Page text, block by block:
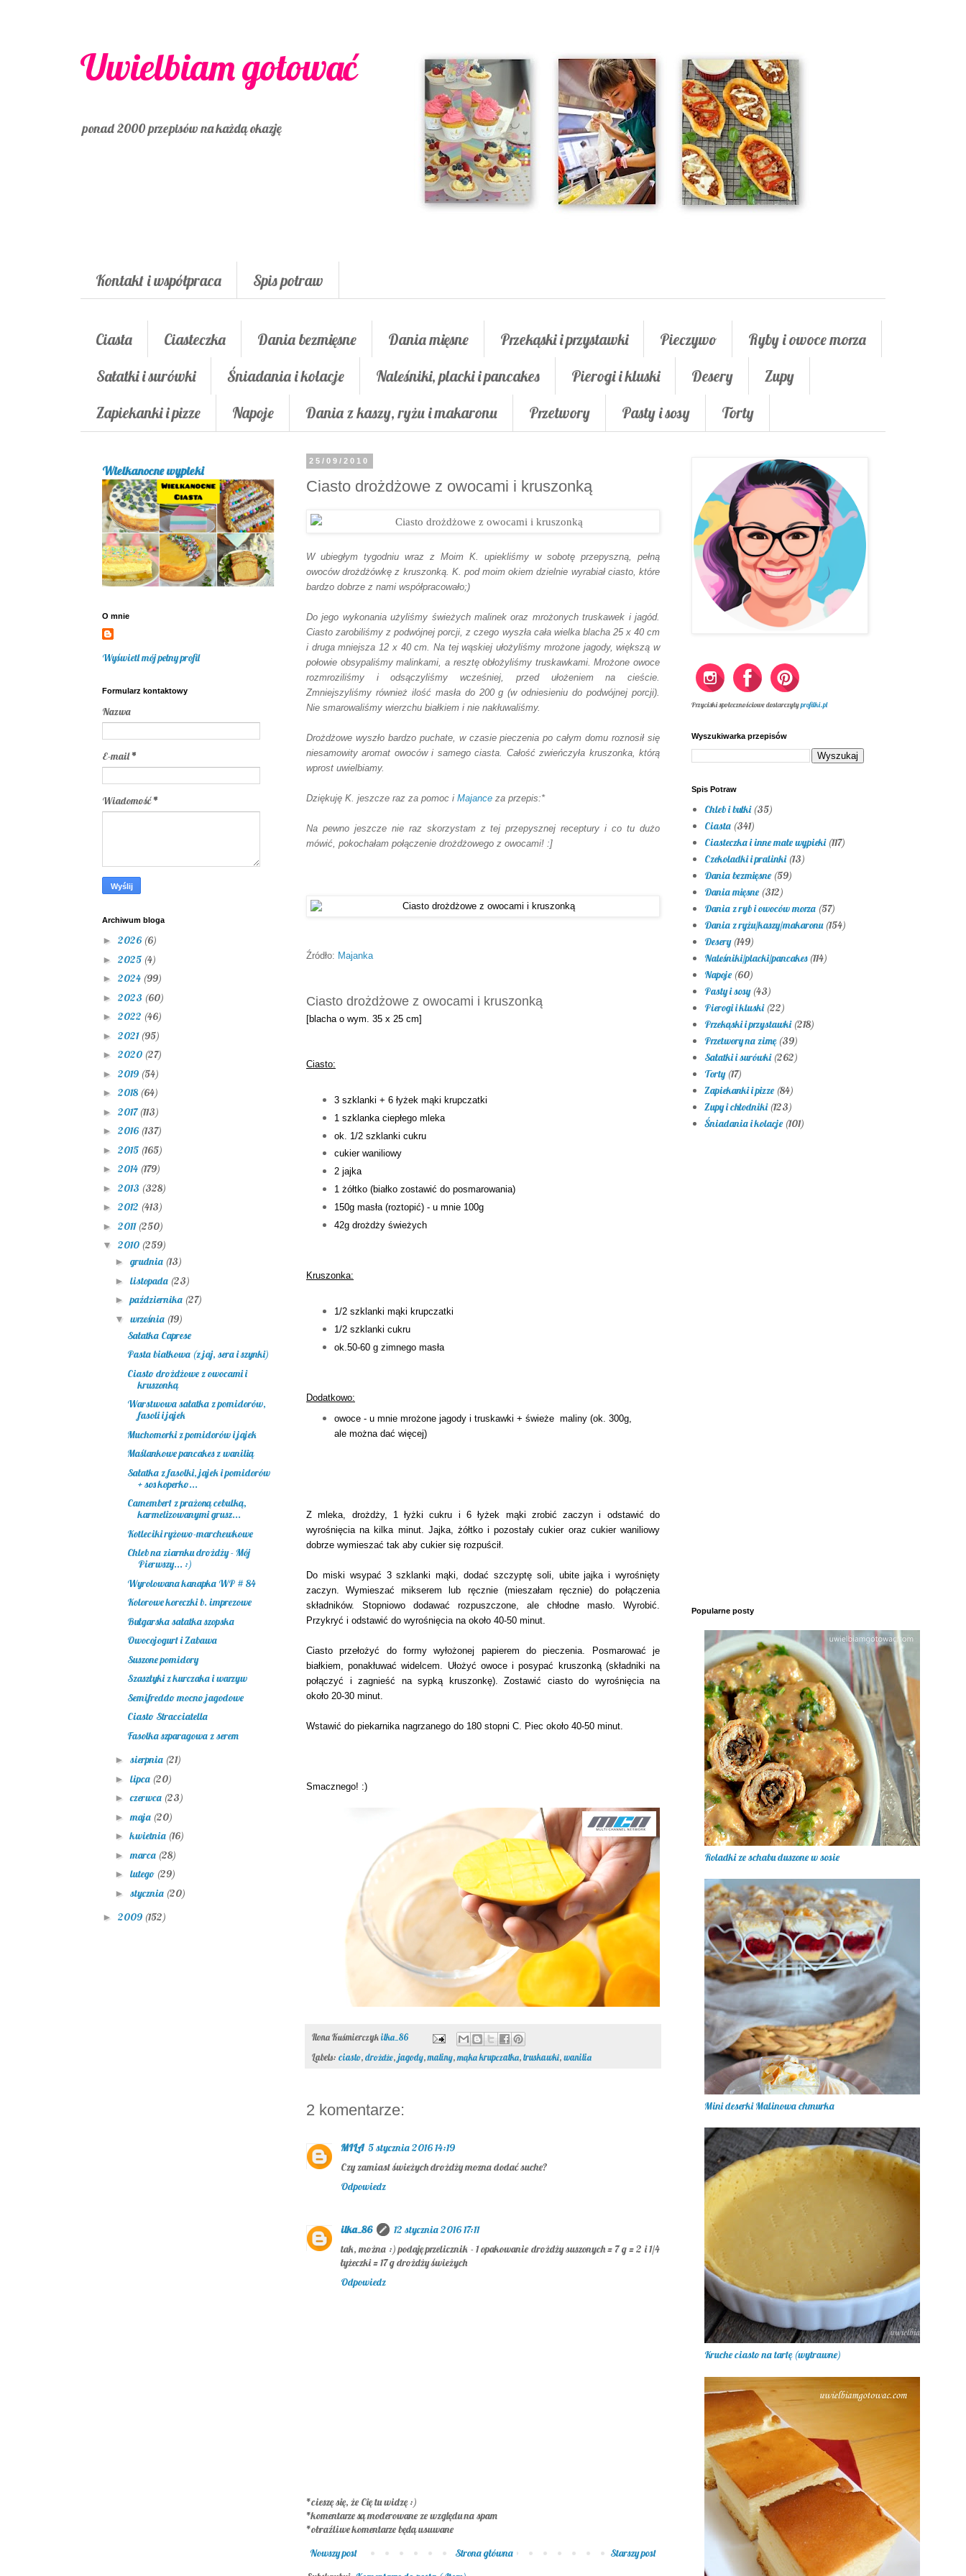
Uwielbiam gotować
ponad 2000 przepisów na każdą okazję
Kontakt i współpraca Spis potraw
Ciasta Ciasteczka Dania bezmięsne Dania mięsne Przekąski i przystawki Pieczywo
Ryby i owoce morza
Sałatki i surówki
Śniadania i kolacje Naleśniki, placki i pancakes Pierogi i kluski Desery
Zupy
Zapiekanki i pizze
Napoje Dania z kaszy, ryżu i makaronu Przetwory Pasty i sosy Torty
25/09/2010
Ciasto drożdżowe z owocami i kruszonką
W ubiegłym tygodniu wraz z Moim K. upiekliśmy w sobotę przepyszną, pełną
owoców drożdżówkę z kruszonką. K. pod moim okiem dzielnie wyrabiał ciasto, które
bardzo dobrze z nami współpracowało;)
Do jego wykonania użyliśmy świeżych malinek oraz mrożonych truskawek i jagód.
Ciasto zarobiliśmy z podwójnej porcji, z czego wyszła cała wielka blacha 25 x 40 cm
i druga mniejsza 12 x 40 cm. Na tej wąskiej ułożyliśmy mrożone jagody, większą w
połowie obsypaliśmy malinkami, a resztę obłożyliśmy truskawkami. Mrożone owoce
rozmroziliśmy i odsączyliśmy wcześniej, przed ułożeniem na cieście.
Zmniejszyliśmy również ilość masła do 200 g (w odniesieniu do podwójnej porcji).
Nie smarowaliśmy wierzchu białkiem i nie nakłuwaliśmy.
Drożdżowe wyszło bardzo puchate, w czasie pieczenia po całym domu roznosił się
niesamowity aromat owoców i samego ciasta. Całość zwieńczyła kruszonka, którą
wprost uwielbiamy.
Dziękuję K. jeszcze raz za pomoc i Majance za przepis:*
Na pewno jeszcze nie raz skorzystam z tej przepysznej receptury i co tu dużo
mówić, pokochałam połączenie drożdżowego z owocami! :]
Źródło: Majanka
Ciasto drożdżowe z owocami i kruszonką
[blacha o wym. 35 x 25 cm]
Ciasto:
3 szklanki + 6 łyżek mąki krupczatki
1 szklanka ciepłego mleka
ok. 1/2 szklanki cukru
cukier waniliowy
2 jajka
1 żółtko (białko zostawić do posmarowania)
150g masła (roztopić) - u mnie 100g
42g drożdży świeżych
Kruszonka:
1/2 szklanki mąki krupczatki
1/2 szklanki cukru
ok.50-60 g zimnego masła
Dodatkowo:
owoce - u mnie mrożone jagody i truskawki + świeże maliny (ok. 300g,
ale można dać więcej)
Z mleka, drożdży, 1 łyżki cukru i 6 łyżek mąki zrobić zaczyn i odstawić do
wyrośnięcia na kilka minut. Jajka, żółtko i pozostały cukier oraz cukier waniliowy
dobrze wymieszać tak aby cukier się rozpuścił.
Do miski wsypać 3 szklanki mąki, dodać szczyptę soli, ubite jajka i wyrośnięty
zaczyn. Wymieszać mikserem lub ręcznie (mieszałam ręcznie) do połączenia
składników. Stopniowo dodawać rozpuszczone, ale chłodne masło. Wyrobić.
Przykryć i odstawić do wyrośnięcia na około 40-50 minut.
Ciasto przełożyć do formy wyłożonej papierem do pieczenia. Posmarować je
białkiem, ponakłuwać widelcem. Ułożyć owoce i posypać kruszonką (składniki na
połączyć i zagnieść na sypką kruszonkę). Zostawić ciasto do wyrośnięcia na
około 20-30 minut.
Wstawić do piekarnika nagrzanego do 180 stopni C. Piec około 40-50 minut.
Smacznego! :)
Ilona Kuśmierczykilka_86
Labels: ciasto,drożdże,jagody,maliny,mąka krupczatka,truskawki,wanilia
2 komentarze:
MILA 5 stycznia 2016 14:19
Czy zamiast świeżych drożdży mozna dodać suche?
Odpowiedz
ilka_86
12 stycznia 2016 17:11
tak, można :) podaję przelicznik - 1 opakowanie drożdży suszonych = 7 g = 2 i 1/4
łyżeczki = 17 g drożdży świeżych
Odpowiedz
*cieszę się, że Cię tu widzę :)
*komentarze są moderowane ze względu na spam
*obraźliwe komentarze będą usuwane
Nowszy post
Starszy post
Strona główna
Wielkanocne wypieki
O mnie
Wyświetl mój pełny profil
Formularz kontaktowy
Nazwa
E-mail*
Wiadomość*
Archiwum bloga
► 2026 (6)
► 2025 (4)
► 2024 (99)
► 2023 (60)
► 2022 (46)
► 2021 (95)
► 2020 (27)
► 2019 (54)
► 2018 (64)
► 2017(113)
► 2016 (137)
► 2015 (165)
► 2014 (179)
► 2013 (328)
► 2012 (413)
► 2011 (250)
▼ 2010 (259)
► grudnia (13)
► listopada (23)
►października (27)
▼ września (19)
Sałatka Caprese
Pasta białkowa (z jaj, sera i szynki)
Ciasto drożdżowe z owocami i
kruszonką
Warstwowa sałatka z pomidorów,
fasoli i jajek
Muchomorki z pomidorów i jajek
Maślankowe pancakes z wanilią
Sałatka z fasolki, jajek i pomidorów
+ sos koperko...
Camembert z prażoną cebulką,
karmelizowanymi grusz...
Kotleciki ryżowo-marchewkowe
Chleb na ziarnku drożdży - Mój
Pierwszy... :)
Wyrolowana kanapka WP # 84
Kolorowe koreczki b. imprezowe
Bułgarska sałatka szopska
Owocojogurt i Zabawa
Suszone pomidory
Szaszłyki z kurczaka i warzyw
Semifreddo mocno jagodowe
Ciasto Stracciatella
Fasolka szparagowa z serem
► sierpnia (21)
► lipca (20)
►czerwca (23)
► maja (20)
►kwietnia (16)
► marca (28)
► lutego (29)
► stycznia (20)
► 2009 (152)
Przyciski społecznościowe dostarczyłyprofilki.pl
Wyszukiwarka przepisów
Spis Potraw
Chleb i bułki (35)
Ciasta (341)
Ciasteczka i inne małe wypieki (117)
Czekoladki i pralinki (13)
Dania bezmięsne (59)
Dania mięsne (312)
Dania z ryb i owoców morza (57)
Dania z ryżu/kaszy/makaronu (154)
Desery (149)
Naleśniki/placki/pancakes (114)
Napoje (60)
Pasty i sosy (43)
Pierogi i kluski (22)
Przekąski i przystawki (218)
Przetwory na zimę (39)
Sałatki i surówki (262)
Torty (17)
Zapiekanki i pizze (84)
Zupy i chłodniki (123)
Śniadania i kolacje (101)
Popularne posty
Roladki ze schabu duszone w sosie
Mini deserki Malinowa chmurka
Kruche ciasto na tartę (wytrawne)